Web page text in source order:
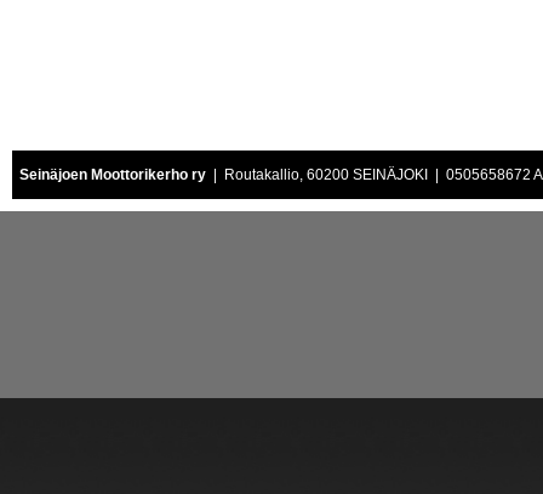
Seinäjoen Moottorikerho ry | Routakallio, 60200 SEINÄJOKI | 0505658672